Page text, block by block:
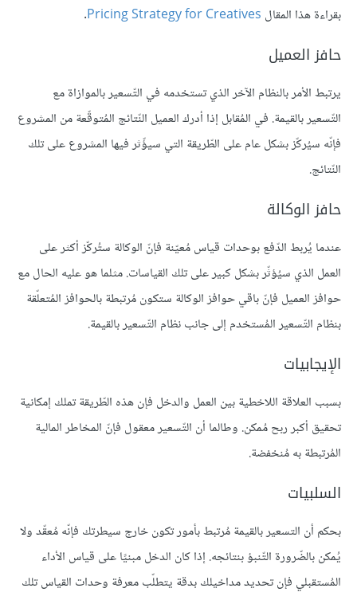
بقراءة هذا المقال Pricing Strategy for Creatives
.
حافز العميل
يرتبط الأمر بالنظام الآخر الذي تستخدمه في التّسعير بالموازاة مع
التّسعير بالقيمة. في المُقابل إذا أدرك العميل النّتائج المُتوقّعة من المشروع
فإنّه سيُركّز بشكل عام على الطّريقة التي سيؤّثر فيها المشروع على تلك
النّتائج.
حافز الوكالة
عندما يُربط الدّفع بوحدات قياس مُعيّنة فإنّ الوكالة ستُركّز أكثر على
العمل الذي سيُؤثّر بشكل كبير على تلك القياسات. مثلما هو عليه الحال مع
حوافز العميل فإنّ باقي حوافز الوكالة ستكون مُرتبطة بالحوافز المُتعلّقة
بنظام التّسعير المُستخدم إلى جانب نظام التّسعير بالقيمة.
الإيجابيات
بسبب العلاقة اللاخطية بين العمل والدخل فإن هذه الطّريقة تملك إمكانية
تحقيق أكبر ربح مُمكن. وطالما أن التّسعير معقول فإنّ المخاطر المالية
المُرتبطة به مُنخفضة.
السلبيات
بحكم أن التسعير بالقيمة مُرتبط بأمور تكون خارج سيطرتك فإنّه مُعقّد ولا
يُمكن بالضّرورة التّنبؤ بنتائجه. إذا كان الدخل مبنيًا على قياس الأداء
المُستقبلي فإن تحديد مداخيلك بدقة يتطلّب معرفة وحدات القياس تلك